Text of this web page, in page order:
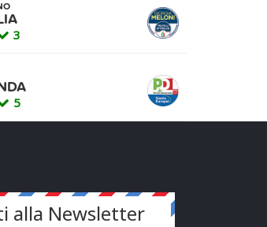
3
5
alla Newsletter